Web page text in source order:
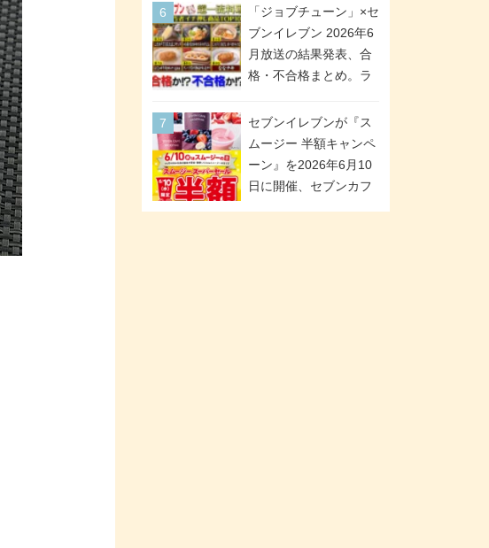
チョコ」「チョコ缶」
「ツインギフト」が登
場
「ジョブチューン」×セ
ブンイレブン 2026年6
月放送の結果発表、合
格・不合格まとめ。ラ
合格「金のハンバー
グ」。満場一致合格数
は6商品、合格数は2商
品。TVerでの見逃し配
セブンイレブンが『ス
ムージー 半額キャンペ
ーン』を2026年6月10
日に開催、セブンカフ